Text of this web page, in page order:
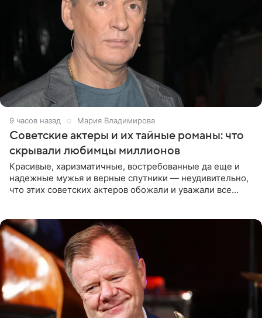
9 часов назад Мария Владимирова
Советские актеры и их тайные романы: что
скрывали любимцы миллионов
Красивые, харизматичные, востребованные да еще и
надежные мужья и верные спутники — неудивительно,
что этих советских актеров обожали и уважали все